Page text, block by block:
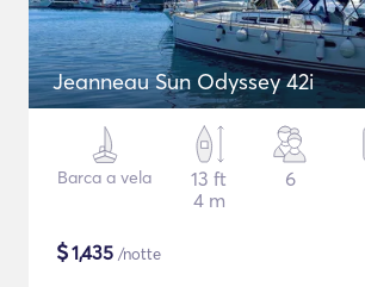
Jeanneau Sun Odyssey 42i
Barca a vela
13 ft
4 m
6
$1,435 /notte